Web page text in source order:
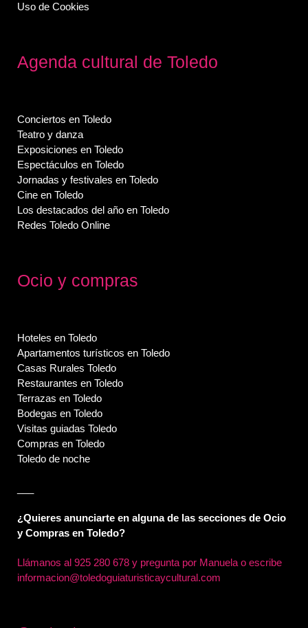
Uso de Cookies
Agenda cultural de Toledo
Conciertos en Toledo
Teatro y danza
Exposiciones en Toledo
Espectáculos en Toledo
Jornadas y festivales en Toledo
Cine en Toledo
Los destacados del año en Toledo
Redes Toledo Online
Ocio y compras
Hoteles en Toledo
Apartamentos turísticos en Toledo
Casas Rurales Toledo
Restaurantes en Toledo
Terrazas en Toledo
Bodegas en Toledo
Visitas guiadas Toledo
Compras en Toledo
Toledo de noche
¿Quieres anunciarte en alguna de las secciones de Ocio
y Compras en Toledo?
Llámanos al925 280 678 y pregunta por Manuela o escribe
informacion@toledoguiaturisticaycultural.com